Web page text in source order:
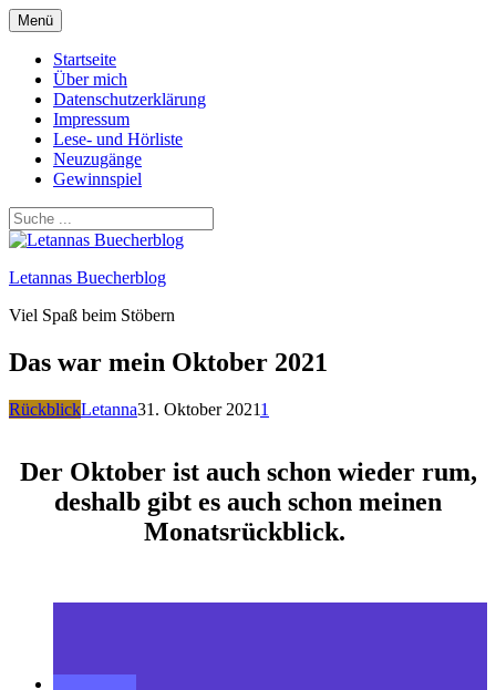
Zum
Inhalt
springen
Menü
Startseite
Über mich
Datenschutzerklärung
Impressum
Lese- und Hörliste
Neuzugänge
Gewinnspiel
Letannas Buecherblog
Viel Spaß beim Stöbern
Das war mein Oktober 2021
RückblickLetanna31. Oktober 20211
Der Oktober ist auch schon wieder rum,
deshalb gibt es auch schon meinen
Monatsrückblick.